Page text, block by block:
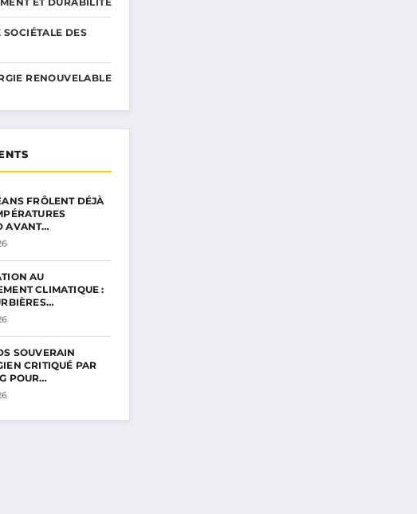
DES
RENOUVELABLE
FRÔLENT DÉJÀ
AVANT…
AU
CLIMATIQUE :
SOUVERAIN
CRITIQUÉ PAR
POUR…